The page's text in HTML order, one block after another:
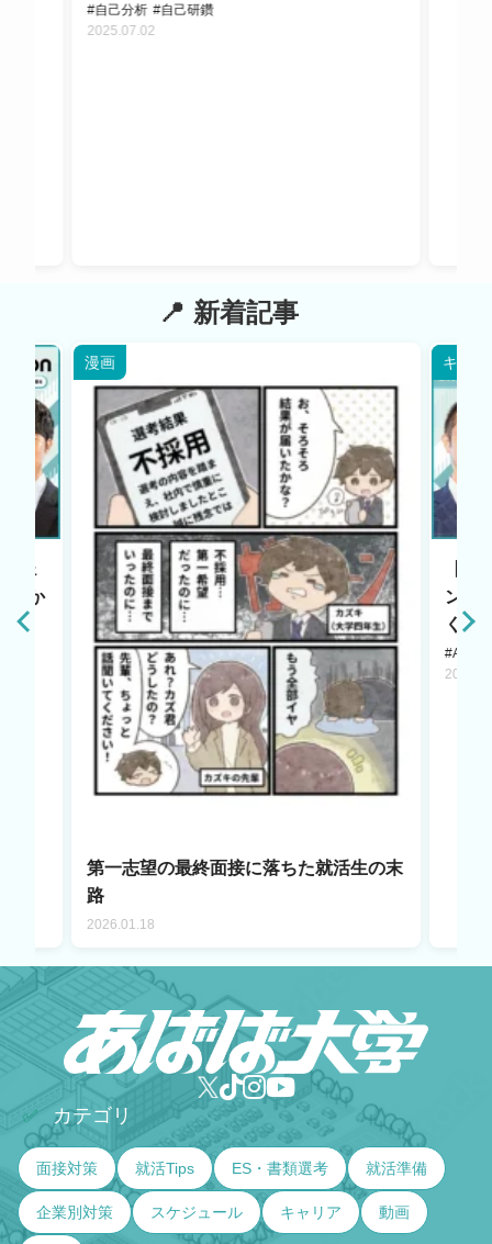
#自己分析 #自己研鑽
2025.07.02
新着記事
ェ
点か
漫画
第一志望の最終面接に落ちた就活生の末
路
2026.01.18
キャリ
ント
く若
#AI LAB
✅ カテゴリ
面接対策 就活Tips ES・書類選考 就活準備
企業別対策 スケジュール キャリア 動画